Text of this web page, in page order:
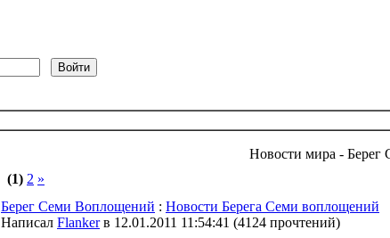
Новости мира -
(1) 2 »
Берег Семи Воплощений : Новости Берега Семи воплощений
Написал Flanker в 12.01.2011 11:54:41 (4124 прочтений)